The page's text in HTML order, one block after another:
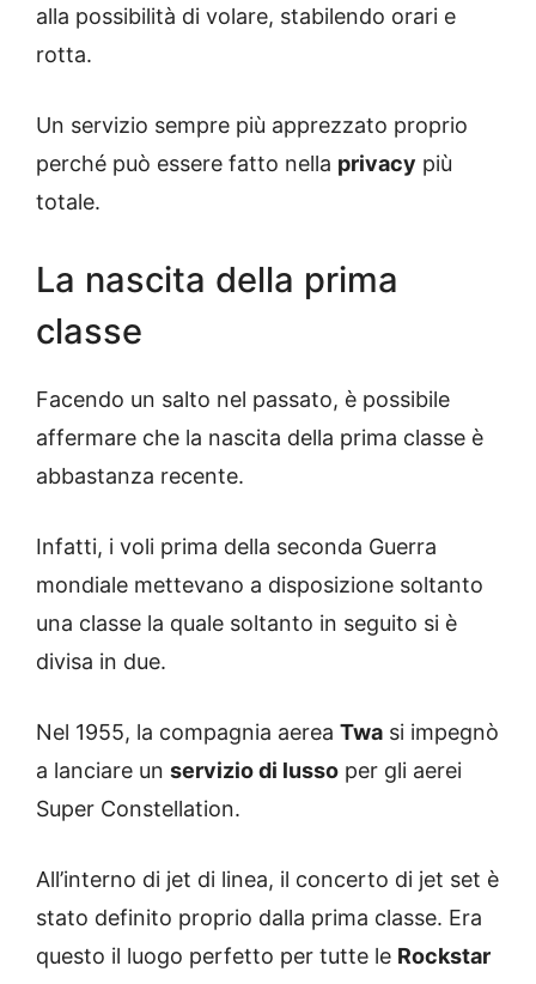
alla possibilità di volare, stabilendo orari e
rotta.
Un servizio sempre più apprezzato proprio
perché può essere fatto nella privacy più
totale.
La nascita della prima
classe
Facendo un salto nel passato, è possibile
affermare che la nascita della prima classe è
abbastanza recente.
Infatti, i voli prima della seconda Guerra
mondiale mettevano a disposizione soltanto
una classe la quale soltanto in seguito si è
divisa in due.
Nel 1955, la compagnia aerea Twa si impegnò
a lanciare un servizio di lusso per gli aerei
Super Constellation.
All’interno di jet di linea, il concerto di jet set è
stato definito proprio dalla prima classe. Era
questo il luogo perfetto per tutte le Rockstar